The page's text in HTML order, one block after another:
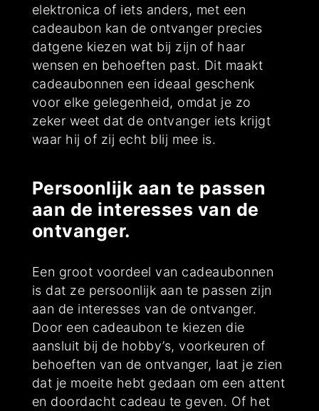
elektronica of iets anders, met een
cadeaubon kan de ontvanger precies
datgene kiezen wat bij zijn of haar
wensen en behoeften past. Dit maakt
cadeaubonnen een ideaal geschenk
voor elke gelegenheid, omdat je zo
zeker weet dat de ontvanger iets krijgt
waar hij of zij echt blij mee is.
Persoonlijk aan te passen
aan de interesses van de
ontvanger.
Een groot voordeel van cadeaubonnen
is dat ze persoonlijk aan te passen zijn
aan de interesses van de ontvanger.
Door een cadeaubon te kiezen die
aansluit bij de hobby’s, voorkeuren of
behoeften van de ontvanger, laat je zien
dat je moeite hebt gedaan om een attent
en doordacht cadeau te geven. Of het